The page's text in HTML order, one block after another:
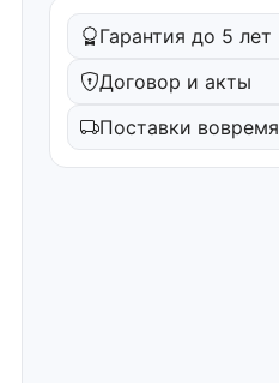
Гарантия до 5 лет
Договор и акты
Поставки вовремя